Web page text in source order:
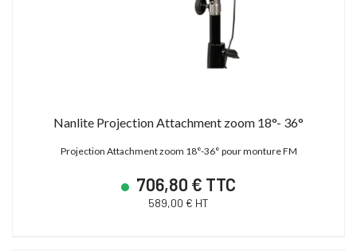
Nanlite Projection Attachment zoom 18°- 36°
Projection Attachment zoom 18°-36° pour monture FM
706,80 € TTC
589,00 € HT